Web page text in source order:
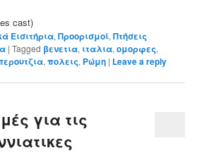
cast)
Εισιτήρια,Προορισμοί,Πτήσεις
|Tagged βενετια, ιταλια,ομορφες,
,πολεις, Ρώμη | Leave a reply
για τις